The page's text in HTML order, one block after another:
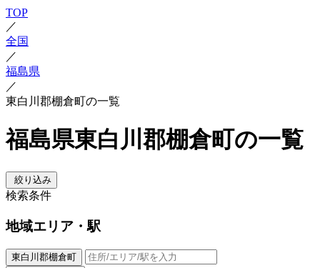
TOP
／
全国
／
福島県
／
東白川郡棚倉町の一覧
福島県東白川郡棚倉町の一覧
絞り込み
検索条件
地域エリア・駅
東白川郡棚倉町